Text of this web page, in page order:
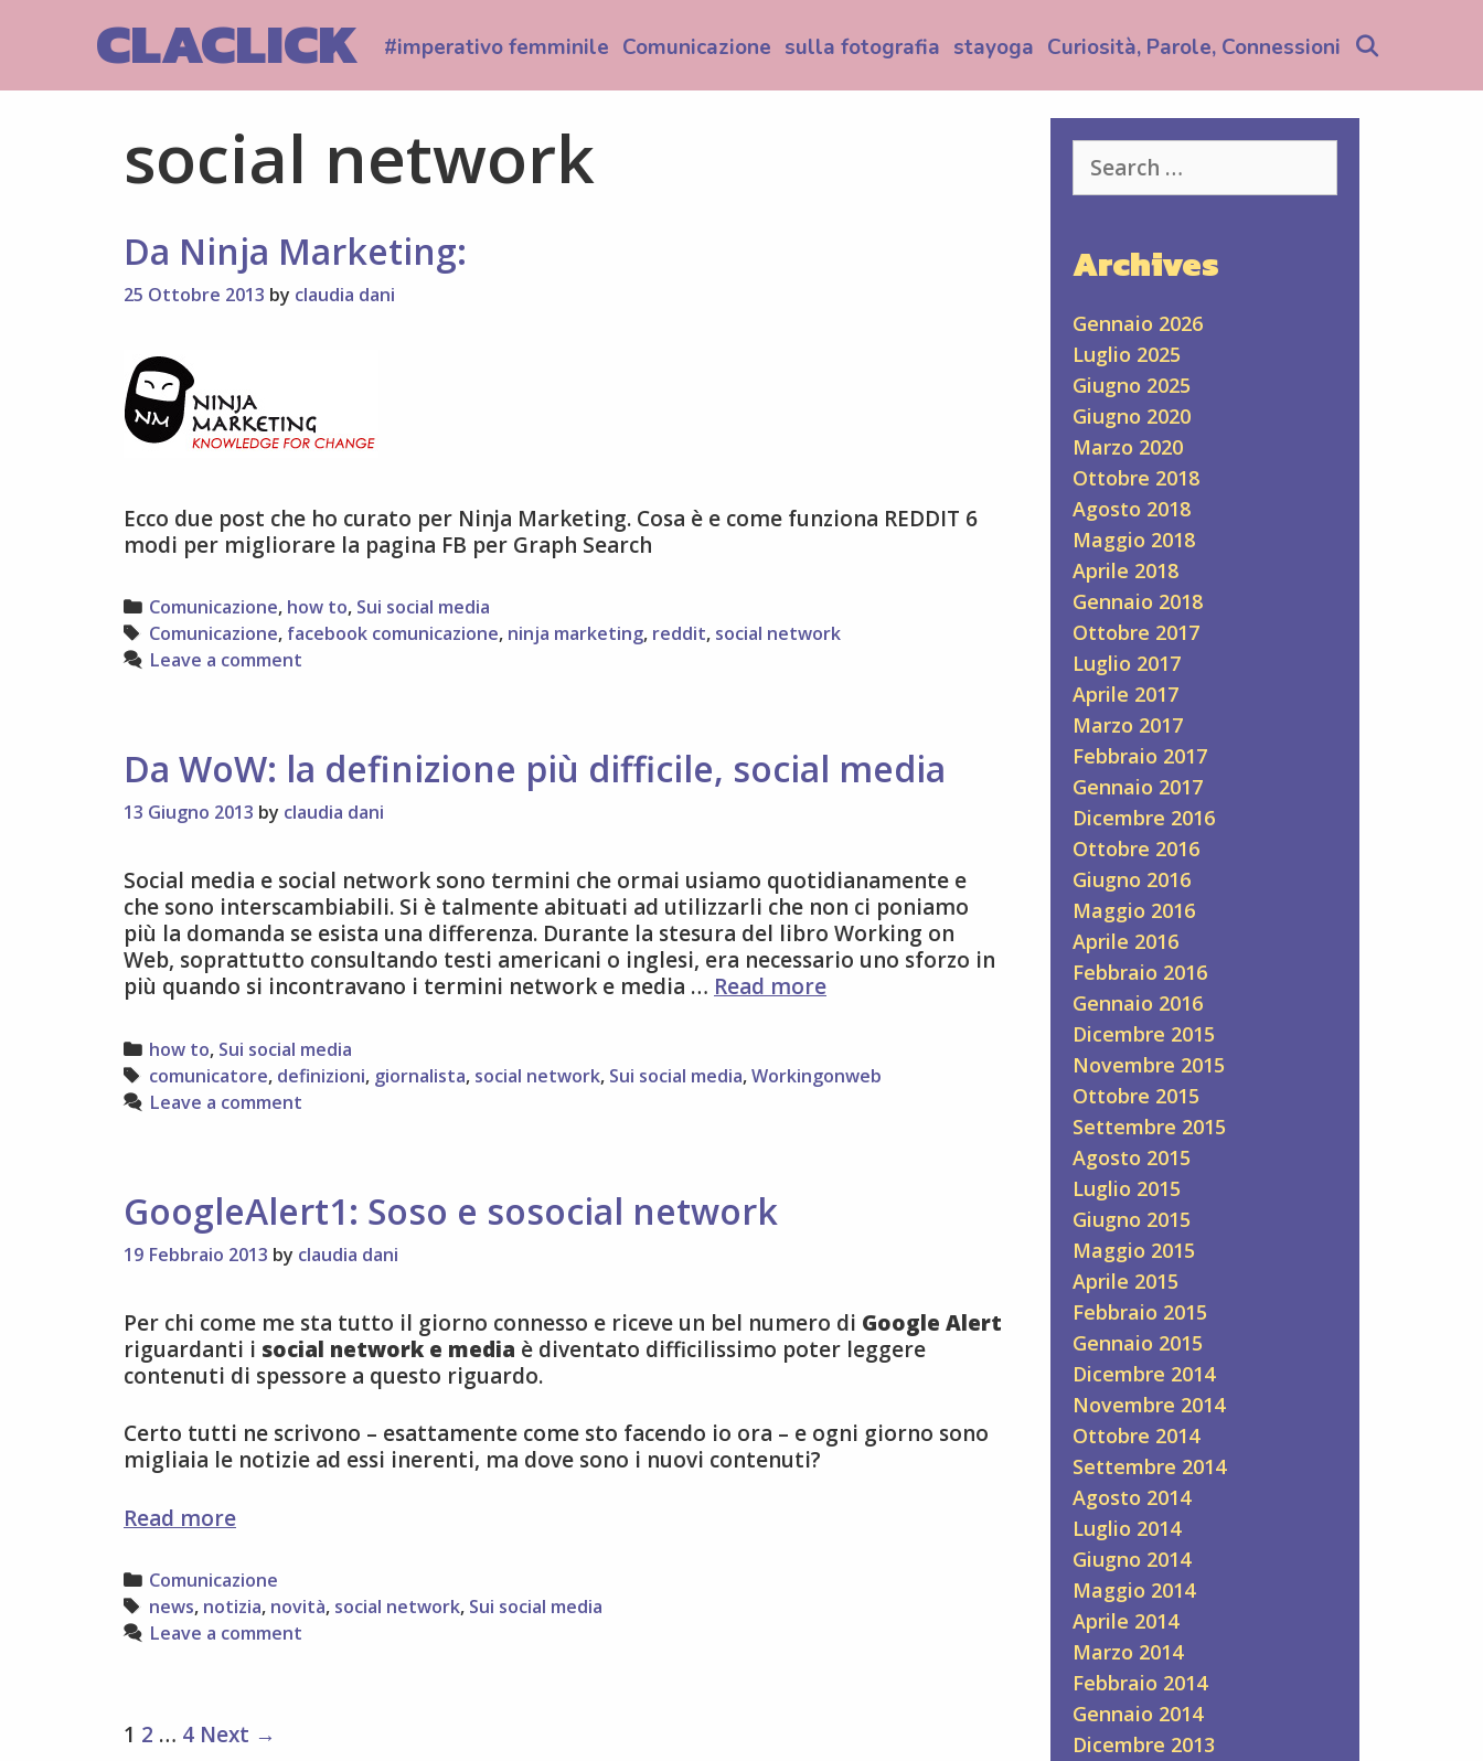
CLACLICK #imperativo femminile Comunicazione sulla fotografia stayoga Curiosità, Parole, Connessioni
social network
Da Ninja Marketing:
25 Ottobre 2013 by claudia dani
Ecco due post che ho curato per Ninja Marketing. Cosa è e come funziona REDDIT 6
modi per migliorare la pagina FB per Graph Search
Categories
Comunicazione, how to, Sui social media
Tags
Comunicazione, facebook comunicazione, ninja marketing, reddit, social network
Leave a comment
Da WoW: la definizione più difficile, social media
13 Giugno 2013 by claudia dani
Social media e social network sono termini che ormai usiamo quotidianamente e
che sono interscambiabili. Si è talmente abituati ad utilizzarli che non ci poniamo
più la domanda se esista una differenza. Durante la stesura del libro Working on
Web, soprattutto consultando testi americani o inglesi, era necessario uno sforzo in
più quando si incontravano i termini network e media … Read moreDa
definizione
più
Categories
how to, Sui social media
Tags
comunicatore, definizioni, giornalista, social network, Sui social media,Workingonweb
Leave a comment
GoogleAlert1: Soso e sosocial network
19 Febbraio 2013 by claudia dani
Per chi come me sta tutto il giorno connesso e riceve un bel numero di Google Alert
riguardanti i social network e media è diventato difficilissimo poter leggere
contenuti di spessore a questo riguardo.
Certo tutti ne scrivono – esattamente come sto facendo io ora – e ogni giorno sono
migliaia le notizie ad essi inerenti, ma dove sono i nuovi contenuti?
Read moreGoogleAlert1:
e
sosocial
network
Categories
Comunicazione
Tags
news, notizia, novità, social network, Sui social media
Leave a comment
Post
1 2 … 4 Next →
for:
Archives
Gennaio 2026
Luglio 2025
Giugno 2025
Giugno 2020
Marzo 2020
Ottobre 2018
Agosto 2018
Maggio 2018
Aprile 2018
Gennaio 2018
Ottobre 2017
Luglio 2017
Aprile 2017
Marzo 2017
Febbraio 2017
Gennaio 2017
Dicembre 2016
Ottobre 2016
Giugno 2016
Maggio 2016
Aprile 2016
Febbraio 2016
Gennaio 2016
Dicembre 2015
Novembre 2015
Ottobre 2015
Settembre 2015
Agosto 2015
Luglio 2015
Giugno 2015
Maggio 2015
Aprile 2015
Febbraio 2015
Gennaio 2015
Dicembre 2014
Novembre 2014
Ottobre 2014
Settembre 2014
Agosto 2014
Luglio 2014
Giugno 2014
Maggio 2014
Aprile 2014
Marzo 2014
Febbraio 2014
Gennaio 2014
Dicembre 2013